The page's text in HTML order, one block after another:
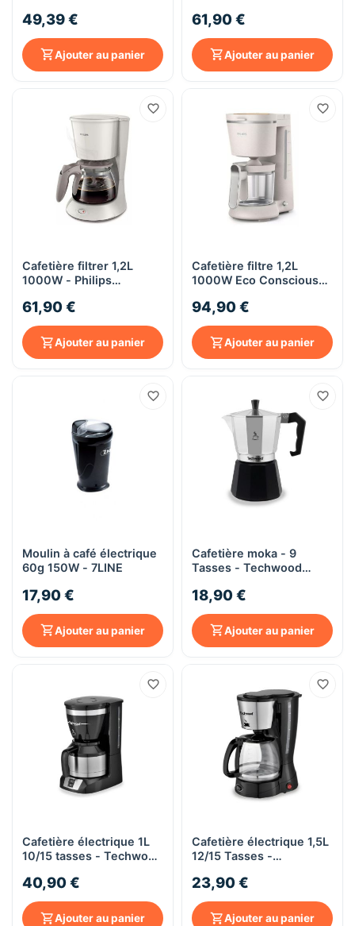
49,39 €
Ajouter au panier
61,90 €
Ajouter au panier
Cafetière filtrer 1,2L
1000W - Philips
61,90 €
Ajouter au panier
Cafetière filtre 1,2L
1000W Eco Conscious
biosourcés - Philips
HD5120/00 - blanc
94,90 €
Ajouter au panier
Moulin à café électrique
60g 150W - 7LINE
17,90 €
Ajouter au panier
Cafetière moka - 9
Tasses - Techwood
18,90 €
Ajouter au panier
Cafetière électrique 1L
10/15 tasses - Techwood
40,90 €
Ajouter au panier
Cafetière électrique 1,5L
12/15 Tasses -
23,90 €
Ajouter au panier